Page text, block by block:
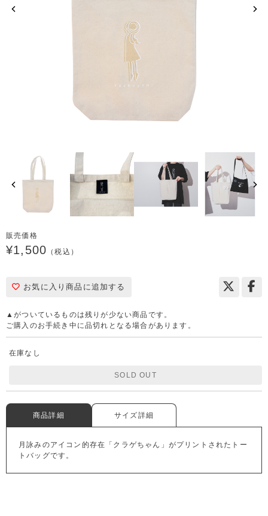
販売価格
¥1,500 （税込）
お気に入り商品に追加する
▲がついているものは残りが少ない商品です。
ご購入のお手続き中に品切れとなる場合があります。
在庫なし
SOLD OUT
商品詳細 サイズ詳細
月詠みのアイコン的存在「クラゲちゃん」がプリントされたトー
トバッグです。